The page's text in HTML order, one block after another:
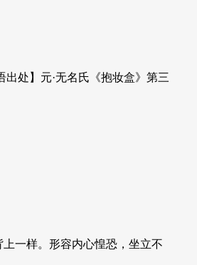
处】元·无名氏《抱妆盒》第三
一样。形容内心惶恐，坐立不